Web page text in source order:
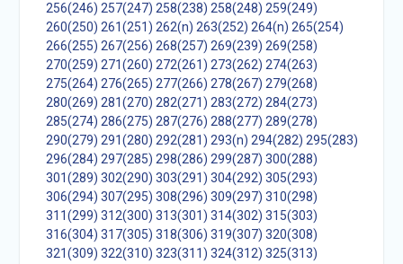
256(246) 257(247) 258(238) 258(248) 259(249)
260(250) 261(251) 262(n) 263(252) 264(n) 265(254)
266(255) 267(256) 268(257) 269(239) 269(258)
270(259) 271(260) 272(261) 273(262) 274(263)
275(264) 276(265) 277(266) 278(267) 279(268)
280(269) 281(270) 282(271) 283(272) 284(273)
285(274) 286(275) 287(276) 288(277) 289(278)
290(279) 291(280) 292(281) 293(n) 294(282) 295(283)
296(284) 297(285) 298(286) 299(287) 300(288)
301(289) 302(290) 303(291) 304(292) 305(293)
306(294) 307(295) 308(296) 309(297) 310(298)
311(299) 312(300) 313(301) 314(302) 315(303)
316(304) 317(305) 318(306) 319(307) 320(308)
321(309) 322(310) 323(311) 324(312) 325(313)